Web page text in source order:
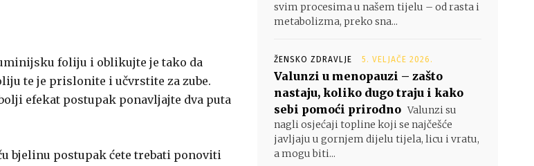
foliju i oblikujte je tako da
te je prislonite i učvrstite za zube.
efekat postupak ponavljajte dva puta
bjelinu postupak ćete trebati ponoviti
svim procesima u našem tijelu – od rasta i
metabolizma, preko sna...
ŽENSKO ZDRAVLJE 5. VELJAČE 2026.
Valunzi u menopauzi – zašto
nastaju, koliko dugo traju i kako
sebi pomoći prirodno Valunzi su
nagli osjećaji topline koji se najčešće
javljaju u gornjem dijelu tijela, licu i vratu,
a mogu biti...